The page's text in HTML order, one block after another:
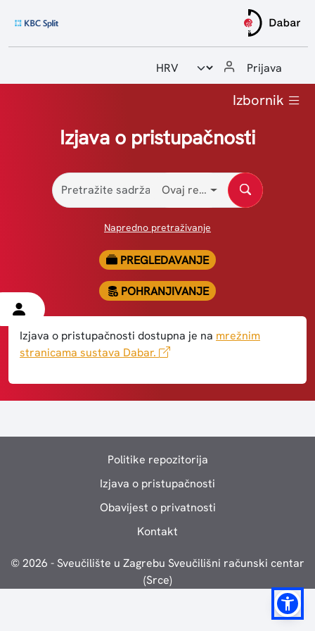
Odabir jezika Prijava
Izbornik
Upute i priručnici
Kontakt
Izjava o pristupačnosti
Ovaj repozitorij
Napredno pretraživanje
PREGLEDAVANJE
POHRANJIVANJE
Izjava o pristupačnosti dostupna je na mrežnim
stranicama sustava Dabar.
(vanjska poveznica)
Politike repozitorija
Izjava o pristupačnosti
Obavijest o privatnosti
Kontakt
© 2026 - Sveučilište u Zagrebu Sveučilišni računski centar
(Srce)